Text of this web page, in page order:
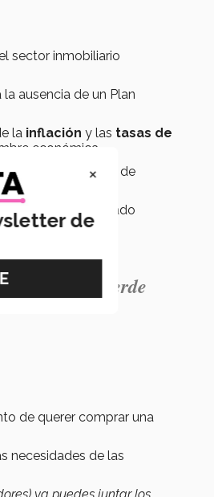
sector inmobiliario
ausencia de un Plan
la inflación y las tasas de
económica.
en el uso de
que ofrece el mercado
el dinero pierde
de querer comprar una
necesidades de las
ya puedes juntar los
×
de